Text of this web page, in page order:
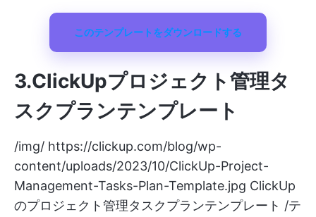
このテンプレートをダウンロードする
3.ClickUpプロジェクト管理タ
スクプランテンプレート
/img/ https://clickup.com/blog/wp-
content/uploads/2023/10/ClickUp-Project-
Management-Tasks-Plan-Template.jpg ClickUp
のプロジェクト管理タスクプランテンプレート /テ